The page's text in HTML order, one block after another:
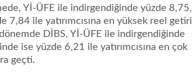
Yİ-ÜFE ile indirgendiğinde yüzde 8,75,
7,84 ile yatırımcısına en yüksek reel getiri
dönemde DİBS, Yİ-ÜFE ile indirgendiğinde
ise yüzde 6,21 ile yatırımcısına en çok
geçti.